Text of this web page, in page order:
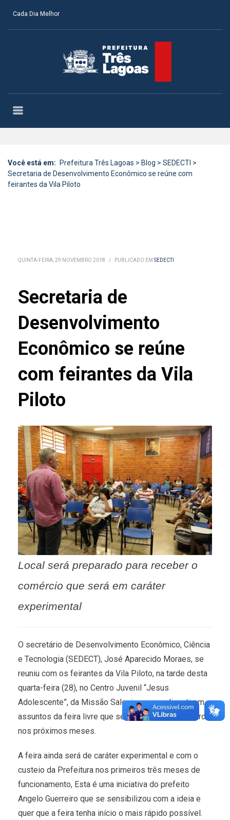
Cada Dia Melhor
Você está em: Prefeitura Três Lagoas > Blog > SEDECTI >
Secretaria de Desenvolvimento Econômico se reúne com
feirantes da Vila Piloto
QUINTA-FEIRA, 29 NOVEMBRO 2018 / PUBLICADO EM SEDECTI
Secretaria de
Desenvolvimento
Econômico se reúne
com feirantes da Vila
Piloto
Local será preparado para receber o
comércio que será em caráter
experimental
O secretário de Desenvolvimento Econômico, Ciência
e Tecnologia (SEDECT), José Aparecido Moraes, se
reuniu com os feirantes da Vila Piloto, na tarde desta
quarta-feira (28), no Centro Juvenil “Jesus
Adolescente”, da Missão Salesiana, para discutirem
assuntos da feira livre que será implantada no bairro
nos próximos meses.
A feira ainda será de caráter experimental e com o
custeio da Prefeitura nos primeiros três meses de
funcionamento, Esta é uma iniciativa do prefeito
Angelo Guerreiro que se sensibilizou com a ideia e
quer que a feira tenha início o mais rápido possível.